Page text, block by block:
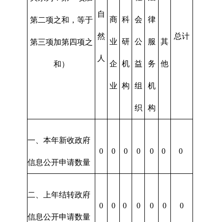
第二项之和，等于
第三项加第四项之
和）
自
然
人
总计
商
业
企
业
科
研
机
构
会
公
益
组
织
律
服
务
机
构
其
他
一、本年新收政府
信息公开申请数量
0 0 0 0 0 0 0
二、上年结转政府
信息公开申请数量
0 0 0 0 0 0 0